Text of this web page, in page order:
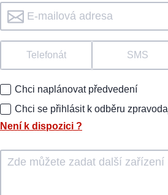
Telefonát SMS
Chci naplánovat předvedení
Chci se přihlásit k odběru
Není k dispozici ?